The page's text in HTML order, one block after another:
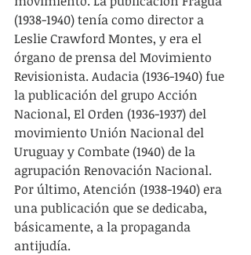
(1938-1940) tenía como director a
Leslie Crawford Montes, y era el
órgano de prensa del Movimiento
Revisionista. Audacia (1936-1940) fue
la publicación del grupo Acción
Nacional, El Orden (1936-1937) del
movimiento Unión Nacional del
Uruguay y Combate (1940) de la
agrupación Renovación Nacional.
Por último, Atención (1938-1940) era
una publicación que se dedicaba,
básicamente, a la propaganda
antijudía.